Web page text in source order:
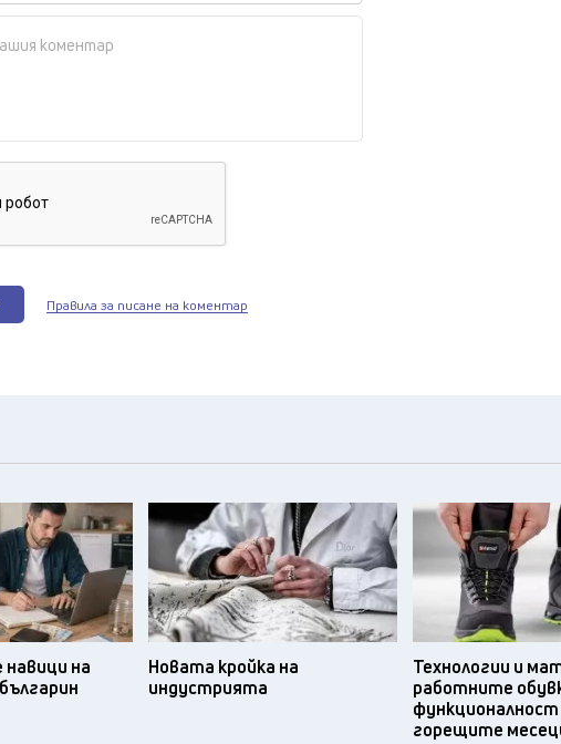
Правила за писане на коментар
на
Новата кройка на
индустрията
Технологии и
работните
функционалност
горещите